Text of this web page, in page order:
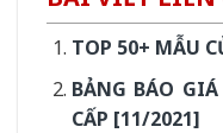
TOP 50+ MẪU
BẢNG BÁO
CẤP [11/2021]